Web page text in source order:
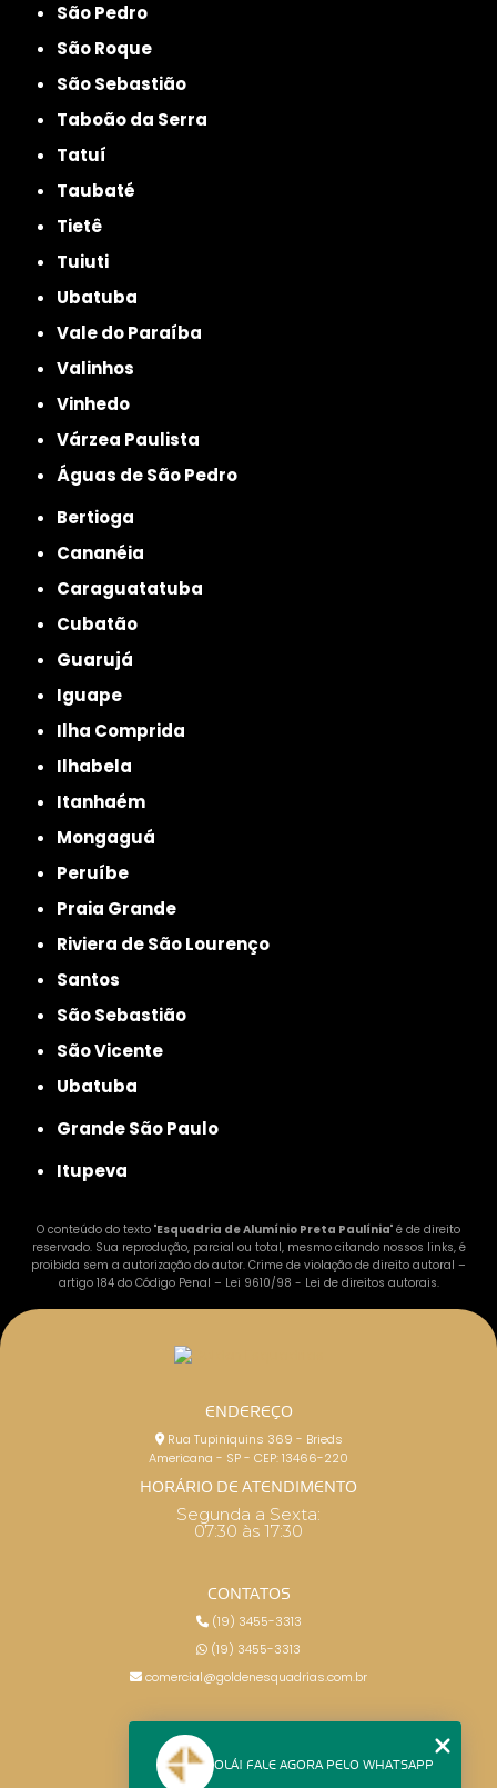
São Pedro
São Roque
São Sebastião
Taboão da Serra
Tatuí
Taubaté
Tietê
Tuiuti
Ubatuba
Vale do Paraíba
Valinhos
Vinhedo
Várzea Paulista
Águas de São Pedro
Bertioga
Cananéia
Caraguatatuba
Cubatão
Guarujá
Iguape
Ilha Comprida
Ilhabela
Itanhaém
Mongaguá
Peruíbe
Praia Grande
Riviera de São Lourenço
Santos
São Sebastião
São Vicente
Ubatuba
Grande São Paulo
Itupeva
O conteúdo do texto "Esquadria de Alumínio Preta Paulínia" é de direito
reservado. Sua reprodução, parcial ou total, mesmo citando nossos links, é
proibida sem a autorização do autor. Crime de violação de direito autoral –
artigo 184 do Código Penal – Lei 9610/98 - Lei de direitos autorais.
ENDEREÇO
Rua Tupiniquins 369 - Brieds
Americana - SP - CEP: 13466-220
HORÁRIO DE ATENDIMENTO
Segunda a Sexta:
07:30 às 17:30
CONTATOS
(19) 3455-3313
(19) 3455-3313
comercial@goldenesquadrias.com.br
HOME
OLÁ! FALE AGORA PELO WHATSAPP